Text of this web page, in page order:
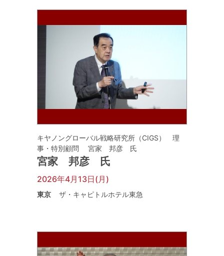
キヤノングローバル戦略研究所（CIGS） 理
事・特別顧問 宮家 邦彦 氏
宮家 邦彦 氏
2026年4月13日(月)
東京 ザ・キャピトルホテル東急